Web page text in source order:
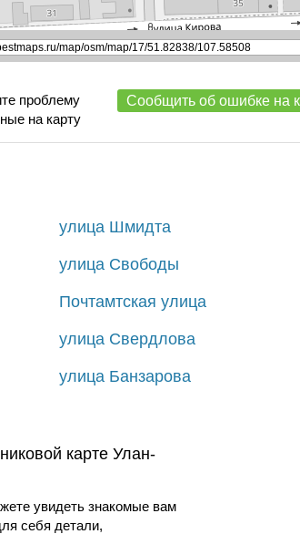
проблему
на карту
Сообщить об ошибке на
улица Шмидта
улица Свободы
Почтамтская улица
улица Свердлова
улица Банзарова
карте Улан-
увидеть знакомые вам
себя детали,